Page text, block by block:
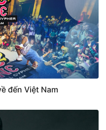
đến Việt Nam